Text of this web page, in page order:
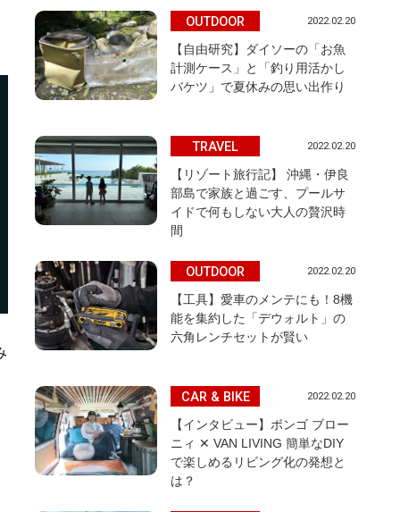
OUTDOOR 2022.02.20
【自由研究】ダイソーの「お魚
計測ケース」と「釣り用活かし
バケツ」で夏休みの思い出作り
TRAVEL 2022.02.20
【リゾート旅行記】 沖縄・伊良
部島で家族と過ごす、プールサ
イドで何もしない大人の贅沢時
間
OUTDOOR 2022.02.20
【工具】愛車のメンテにも！8機
能を集約した「デウォルト」の
六角レンチセットが賢い
CAR & BIKE 2022.02.20
【インタビュー】ボンゴ ブロー
ニィ ✕ VAN LIVING 簡単なDIY
で楽しめるリビング化の発想と
は？